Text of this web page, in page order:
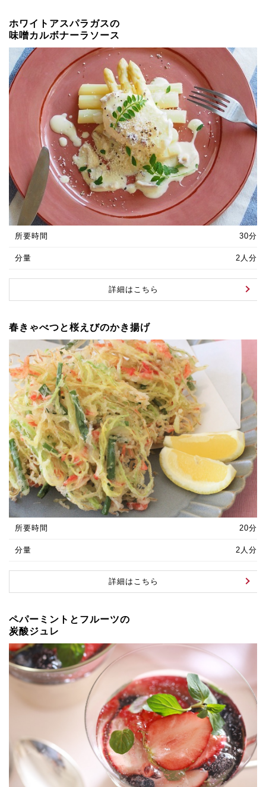
ホワイトアスパラガスの
味噌カルボナーラソース
所要時間 30分
分量 2人分
詳細はこちら
春きゃべつと桜えびのかき揚げ
所要時間 20分
分量 2人分
詳細はこちら
ペパーミントとフルーツの
炭酸ジュレ